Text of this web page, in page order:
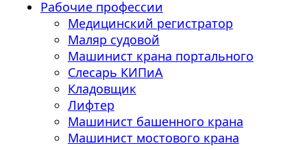
Рабочие профессии
Медицинский регистратор
Маляр судовой
Машинист крана портального
Слесарь КИПиА
Кладовщик
Лифтер
Машинист башенного крана
Машинист мостового крана